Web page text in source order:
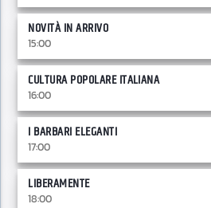
NOVITÀ IN ARRIVO
15:00
CULTURA POPOLARE ITALIANA
16:00
I BARBARI ELEGANTI
17:00
LIBERAMENTE
18:00